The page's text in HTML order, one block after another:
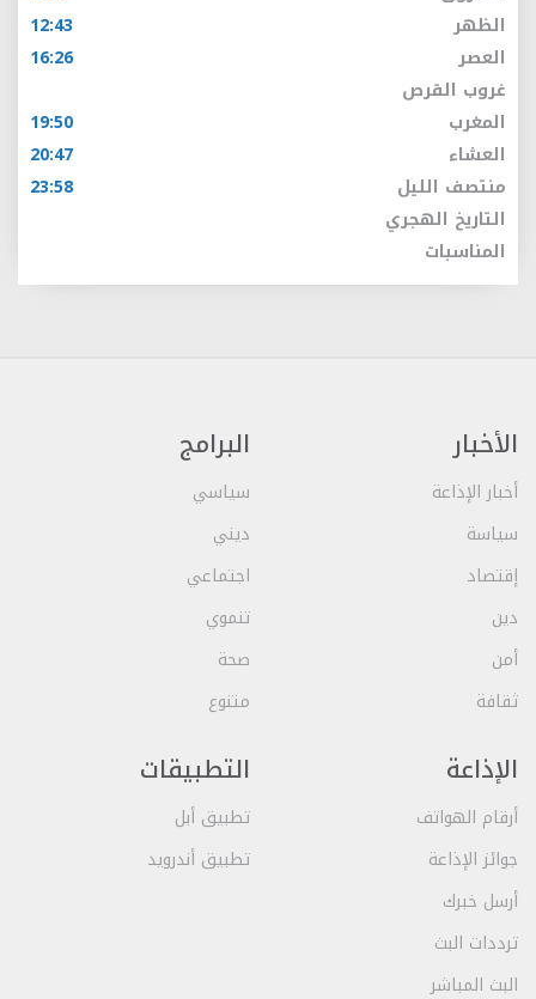
الظهر
12:43
العصر
16:26
غروب القرص
المغرب
19:50
العشاء
20:47
منتصف الليل
23:58
التاريخ الهجري
المناسبات
الأخبار
أخبار الإذاعة
سياسة
إقتصاد
دين
أمن
ثقافة
البرامج
سياسي
ديني
اجتماعي
تنموي
صحة
متنوع
الإذاعة
أرقام الهواتف
جوائز الإذاعة
أرسل خبرك
ترددات البث
البث المباشر
التطبيقات
تطبيق أبل
تطبيق أندرويد